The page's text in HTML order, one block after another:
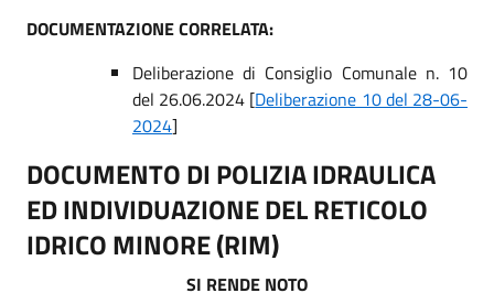
DOCUMENTAZIONE CORRELATA:
Deliberazione di Consiglio Comunale n. 10
del 26.06.2024 [Deliberazione 10 del 28-06-
2024]
DOCUMENTO DI POLIZIA IDRAULICA
ED INDIVIDUAZIONE DEL RETICOLO
IDRICO MINORE (RIM)
SI RENDE NOTO